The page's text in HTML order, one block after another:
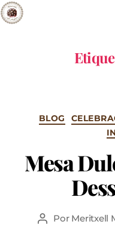
BLOG
Mesa
Por Meritxell